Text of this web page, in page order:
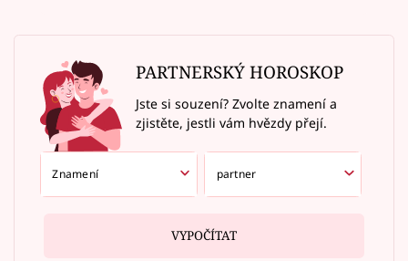
PARTNERSKÝ HOROSKOP
Jste si souzení? Zvolte znamení a
zjistěte, jestli vám hvězdy přejí.
VYPOČÍTAT